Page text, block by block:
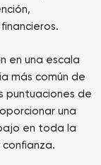
en una escala
más común de
puntuaciones de
una
en toda la